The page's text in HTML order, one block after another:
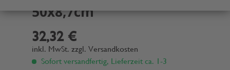
50x8,7cm
32,32 €
inkl. MwSt. zzgl. Versandkosten
Sofort versandfertig, Lieferzeit ca. 1-3